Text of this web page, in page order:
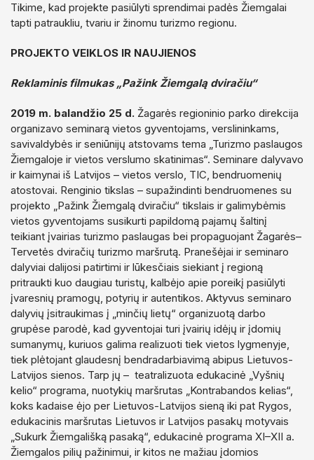
Tikime, kad projekte pasiūlyti sprendimai padės Žiemgalai
tapti patraukliu, tvariu ir žinomu turizmo regionu.
PROJEKTO VEIKLOS IR NAUJIENOS
Reklaminis filmukas „Pažink Žiemgalą dviračiu“
2019 m. balandžio 25 d. Žagarės regioninio parko direkcija
organizavo seminarą vietos gyventojams, verslininkams,
savivaldybės ir seniūnijų atstovams tema „Turizmo paslaugos
Žiemgaloje ir vietos verslumo skatinimas“. Seminare dalyvavo
ir kaimynai iš Latvijos – vietos verslo, TIC, bendruomenių
atostovai. Renginio tikslas – supažindinti bendruomenes su
projekto „Pažink Žiemgalą dviračiu“ tikslais ir galimybėmis
vietos gyventojams susikurti papildomą pajamų šaltinį
teikiant įvairias turizmo paslaugas bei propaguojant Žagarės–
Tervetės dviračių turizmo maršrutą. Pranešėjai ir seminaro
dalyviai dalijosi patirtimi ir lūkesčiais siekiant į regioną
pritraukti kuo daugiau turistų, kalbėjo apie poreikį pasiūlyti
įvaresnių pramogų, potyrių ir autentikos. Aktyvus seminaro
dalyvių įsitraukimas į „minčių lietų“ organizuotą darbo
grupėse parodė, kad gyventojai turi įvairių idėjų ir įdomių
sumanymų, kuriuos galima realizuoti tiek vietos lygmenyje,
tiek plėtojant glaudesnį bendradarbiavimą abipus Lietuvos-
Latvijos sienos. Tarp jų – teatralizuota edukacinė „Vyšnių
kelio“ programa, nuotykių maršrutas „Kontrabandos kelias“,
koks kadaise ėjo per Lietuvos-Latvijos sieną iki pat Rygos,
edukacinis maršrutas Lietuvos ir Latvijos pasakų motyvais
„Sukurk Žiemgališką pasaką“, edukacinė programa XI–XII a.
Žiemgalos pilių pažinimui, ir kitos ne mažiau įdomios